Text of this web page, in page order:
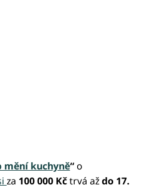
mění kuchyně“o
za 100 000 Kčtrvá aždo 17.